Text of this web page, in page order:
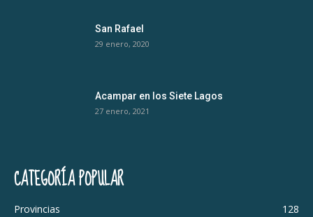
San Rafael
29 enero, 2020
Acampar en los Siete Lagos
27 enero, 2021
CATEGORÍA POPULAR
Provincias
128